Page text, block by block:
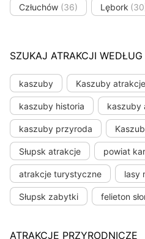
Człuchów (36) Lębork
SZUKAJ ATRAKCJI WEDŁUG
kaszuby Kaszuby atrakcje
kaszuby historia kaszuby
kaszuby przyroda
Słupsk atrakcje powiat
atrakcje turystyczne lasy
Słupsk zabytki felieton
ATRAKCJE PRZYRODNICZE